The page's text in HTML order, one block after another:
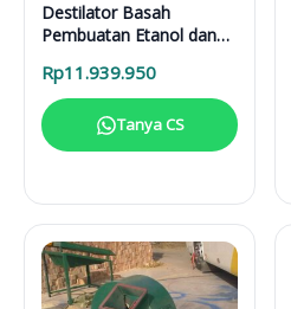
Destilator Basah
Pembuatan Etanol dan
Rp11.939.950
Tanya CS